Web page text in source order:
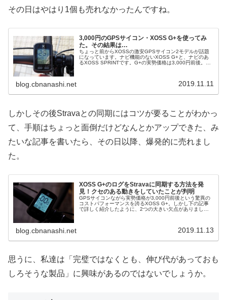
その日はやはり1個も売れなかったんですね。
3,000円のGPSサイコン・XOSS G+を使ってみ
た。その結果は…
ちょっと前からXOSSの激安GPSサイコン2モデルが話題
になっています。ナビ機能のないXOSS G+と、ナビのあ
るXOSS SPRINTです。G+の実勢価格は3,000円前後。
blog.cbnanashi.net 2019.11.11
しかしその後Stravaとの同期にはコツが要ることがわかっ
て、手順はちょっと面倒だけどなんとかアップできた、み
たいな記事を書いたら、その日以降、爆発的に売れまし
た。
XOSS G+のログをStravaに同期する方法を発
見！クセのある動きをしていたことが判明
GPSサイコンながら実勢価格が3,000円前後という驚異の
コストパフォーマンスを誇るXOSS G+。しかし下の記事
で詳しく紹介したように、2つの大きい欠点がありまし
blog.cbnanashi.net 2019.11.13
思うに、私達は「完璧ではなくとも、伸び代があっておも
しろそうな製品」に興味があるのではないでしょうか。